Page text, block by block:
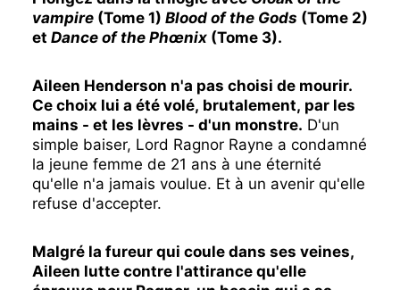
vampire (Tome 1) Blood of the Gods (Tome 2)
et Dance of the Phœnix (Tome 3).
Aileen Henderson n'a pas choisi de mourir.
Ce choix lui a été volé, brutalement, par les
mains - et les lèvres - d'un monstre. D'un
simple baiser, Lord Ragnor Rayne a condamné
la jeune femme de 21 ans à une éternité
qu'elle n'a jamais voulue. Et à un avenir qu'elle
refuse d'accepter.
Malgré la fureur qui coule dans ses veines,
Aileen lutte contre l'attirance qu'elle